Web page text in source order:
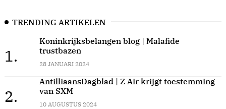
TRENDING ARTIKELEN
1.
Koninkrijksbelangen blog | Malafide
trustbazen
28 JANUARI 2024
2.
AntilliaansDagblad | Z Air krijgt toestemming
van SXM
10 AUGUSTUS 2024